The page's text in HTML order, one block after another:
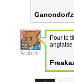
35
Author
Pour le
anglaise